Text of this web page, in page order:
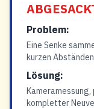
Problem:
Eine Senke
kurzen
Lösung:
kompletter